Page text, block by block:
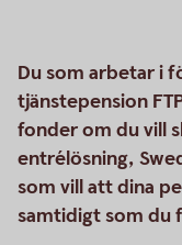
Du som arbetar i
tjänstepension
fonder om du vill
entrélösning,
som vill att dina
samtidigt som du